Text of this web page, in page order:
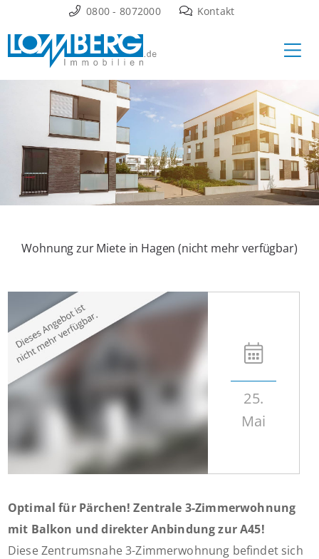
Inhalt
springen
0800 - 8072000 Kontakt
Wohnung zur Miete in Hagen (nicht mehr verfügbar)
25.
Mai
Optimal für Pärchen! Zentrale 3-Zimmerwohnung
mit Balkon und direkter Anbindung zur A45!
Diese Zentrumsnahe 3-Zimmerwohnung befindet sich